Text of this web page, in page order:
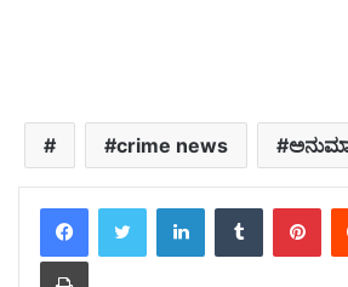
crime news
LinkedInTumblr
Print